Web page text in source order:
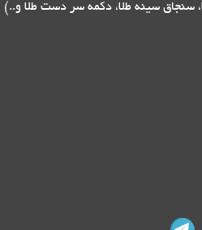
سنجاق سینه طلا، دکمه سر دست طلا و..)